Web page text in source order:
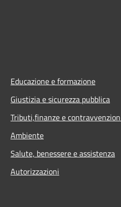
Educazione e formazione
Giustizia e sicurezza pubblica
Tributi,finanze e
Ambiente
Salute, benessere e assistenza
Autorizzazioni